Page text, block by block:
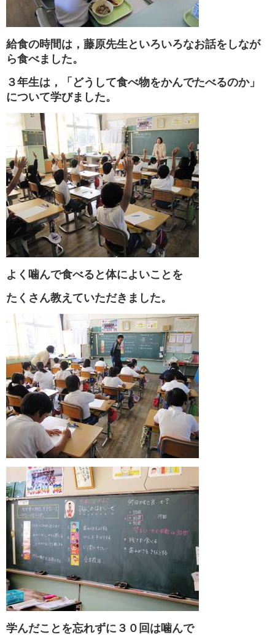
給食の時間は，藤原先生といろいろなお話をしなが
ら食べました。
３年生は，「どうして食べ物をかんでたべるのか」
について学びました。
よく噛んで食べると体によいことを
たくさん教えていただきました。
学んだことを忘れずに３０回は噛んで